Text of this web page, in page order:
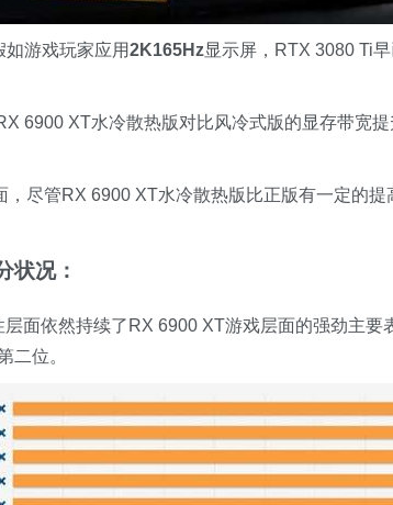
游戏玩家应用2K165Hz显示屏，RTX 3080 Ti
6900 XT水冷散热版对比风冷式版的显存带宽提
，尽管RX 6900 XT水冷散热版比正版有一定的
状况：
面依然持续了RX 6900 XT游戏层面的强劲主要
二位。